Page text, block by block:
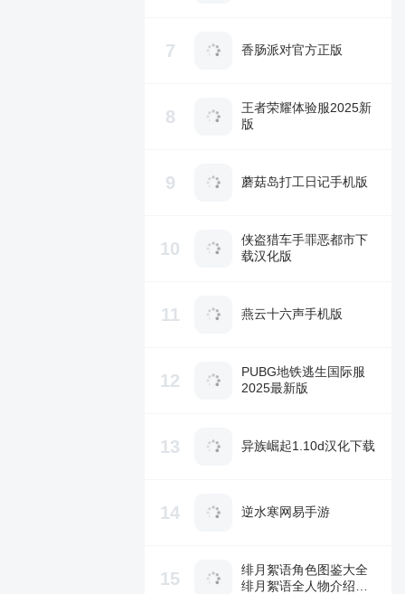
7 香肠派对官方正版
8
王者荣耀体验服2025新
版
9 蘑菇岛打工日记手机版
10
侠盗猎车手罪恶都市下
载汉化版
11 燕云十六声手机版
12
PUBG地铁逃生国际服
2025最新版
13 异族崛起1.10d汉化下载
14 逆水寒网易手游
15
绯月絮语角色图鉴大全
绯月絮语全人物介绍与